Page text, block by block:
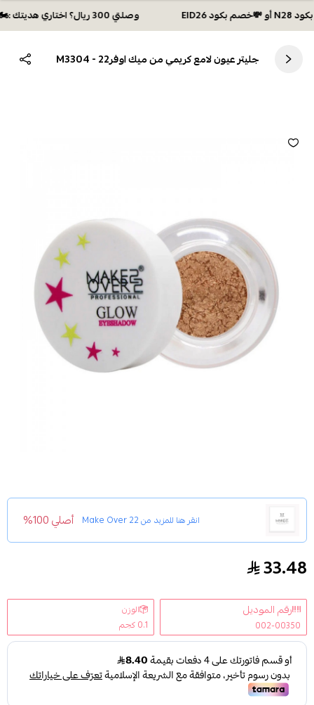
وصلتي 300 ريال؟ اختاري هديتك :🏍 شحن مجاني بكود N28 أو 💸خصم بكود EID26
جليتر عيون لامع كريمي من ميك اوفر22 - M3304
انقر هنا للمزيد منMake Over 22 أصلي 100%
جليتر عيون لامع كريمي من ميك اوفر22 - M3304
33.48
رقم الموديل
002-00350
الوزن
0.1 كجم